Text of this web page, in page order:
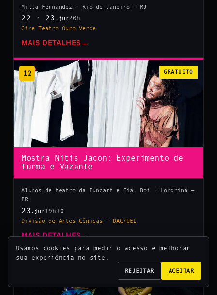
Milla Fernandez · Rio de Janeiro — RJ
22 · 23 .jun20h
Cine Teatro Ouro Verde
MAIS DETALHES →
12 GRATUITO
Mostra Nitis Jacon: Experimento de
turma e Vazante
Alunos de teatro da Funcart e Cia. Boi · Londrina —
PR
23 .jun 19h30
Divisão de Artes Cênicas – DAC/UEL
MAIS DETALHES→
Usamos cookies para medir o acesso e melhorar
sua experiência no site.
REJEITAR ACEITAR